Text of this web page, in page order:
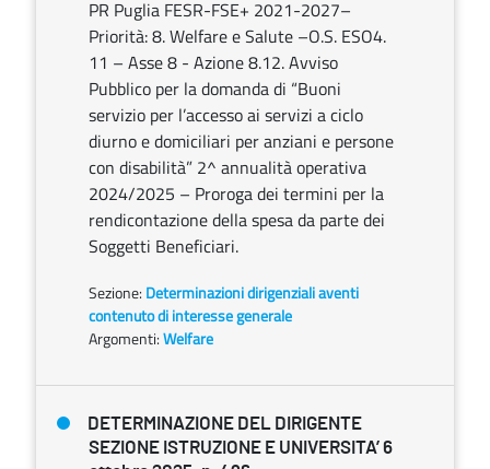
PR Puglia FESR-FSE+ 2021-2027–
Priorità: 8. Welfare e Salute –O.S. ESO4.
11 – Asse 8 - Azione 8.12. Avviso
Pubblico per la domanda di “Buoni
servizio per l’accesso ai servizi a ciclo
diurno e domiciliari per anziani e persone
con disabilità” 2^ annualità operativa
2024/2025 – Proroga dei termini per la
rendicontazione della spesa da parte dei
Soggetti Beneficiari.
Sezione: Determinazioni dirigenziali aventi
contenuto di interesse generale
Argomenti:Welfare
DETERMINAZIONE DEL DIRIGENTE
SEZIONE ISTRUZIONE E UNIVERSITA’ 6